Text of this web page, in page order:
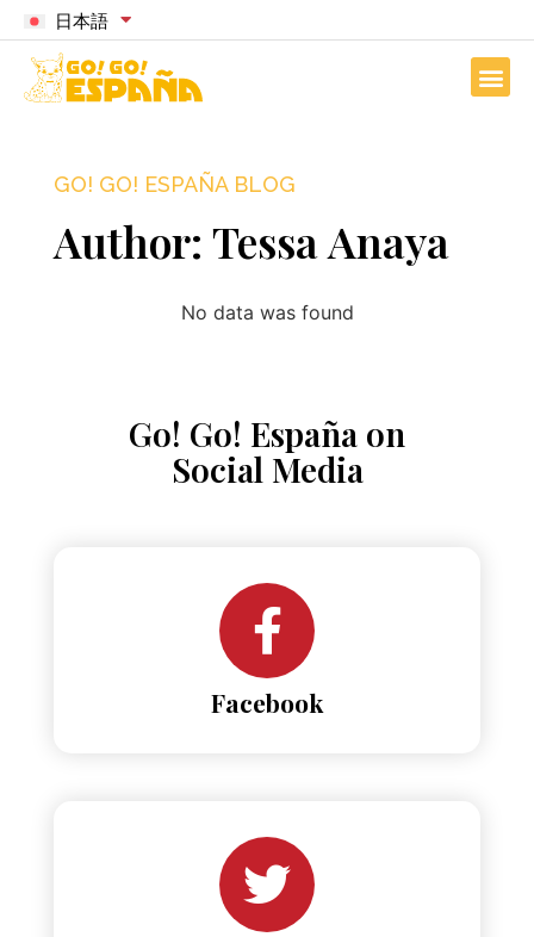
日本語
GO! GO! ESPAÑA BLOG
Author: Tessa Anaya
No data was found
Go! Go! España on
Social Media
Facebook